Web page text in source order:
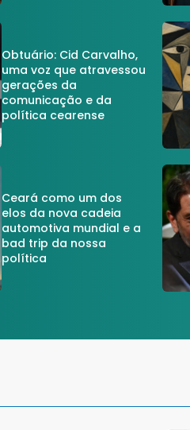
Obtuário: Cid Carvalho,
uma voz que atravessou
gerações da
comunicação e da
política cearense
Ceará como um dos
elos da nova cadeia
automotiva mundial e a
bad trip da nossa
política